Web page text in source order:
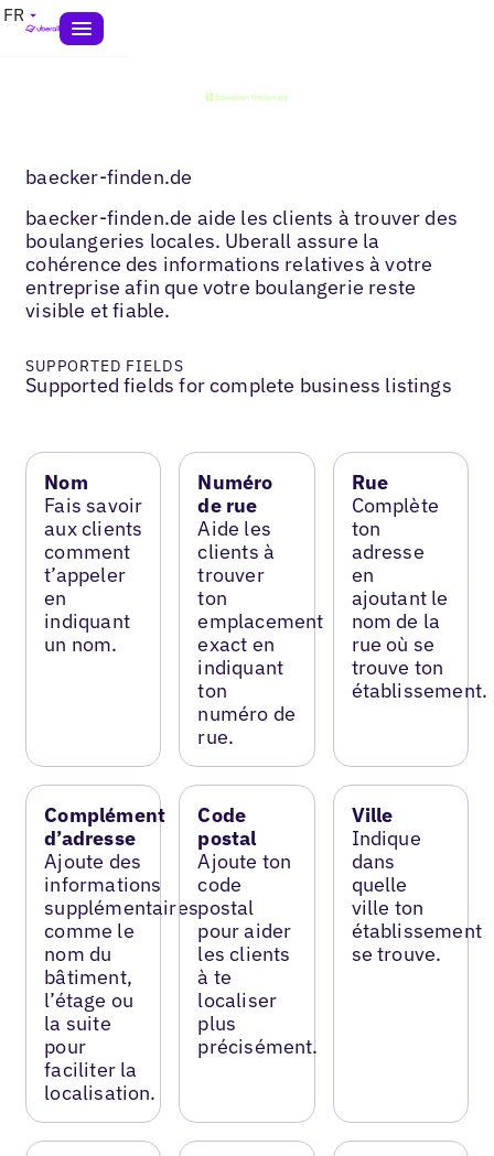
FR
baecker-finden.de
baecker-finden.de aide les clients à trouver des
boulangeries locales. Uberall assure la
cohérence des informations relatives à votre
entreprise afin que votre boulangerie reste
visible et fiable.
SUPPORTED FIELDS
Supported fields for complete business listings
Nom
Fais savoir
aux clients
comment
t’appeler
en
indiquant
un nom.
Numéro
de rue
Aide les
clients à
trouver
ton
emplacement
exact en
indiquant
ton
numéro de
rue.
Rue
Complète
ton
adresse
en
ajoutant le
nom de la
rue où se
trouve ton
établissement.
Complément
d’adresse
Ajoute des
informations
supplémentaires
comme le
nom du
bâtiment,
l’étage ou
la suite
pour
faciliter la
localisation.
Code
postal
Ajoute ton
code
postal
pour aider
les clients
à te
localiser
plus
précisément.
Ville
Indique
dans
quelle
ville ton
établissement
se trouve.